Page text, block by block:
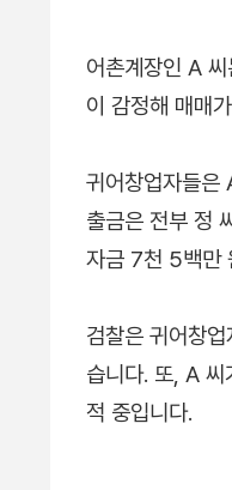
어촌계장인 A
이 감정해 매매
귀어창업자들은
출금은 전부 정
자금 7천 5백만
검찰은 귀어창
습니다. 또, A 씨
적 중입니다.